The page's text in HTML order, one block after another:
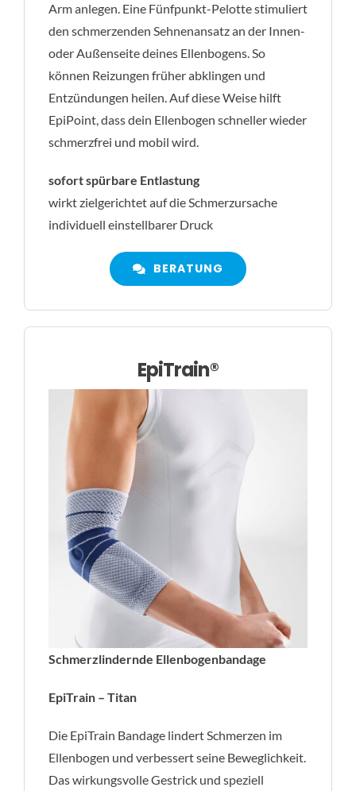
Arm anlegen. Eine Fünfpunkt-Pelotte stimuliert
den schmerzenden Sehnenansatz an der Innen-
oder Außenseite deines Ellenbogens. So
können Reizungen früher abklingen und
Entzündungen heilen. Auf diese Weise hilft
EpiPoint, dass dein Ellenbogen schneller wieder
schmerzfrei und mobil wird.
sofort spürbare Entlastung
wirkt zielgerichtet auf die Schmerzursache
individuell einstellbarer Druck
BERATUNG
EpiTrain®
Schmerzlindernde Ellenbogenbandage
EpiTrain – Titan
Die EpiTrain Bandage lindert Schmerzen im
Ellenbogen und verbessert seine Beweglichkeit.
Das wirkungsvolle Gestrick und speziell